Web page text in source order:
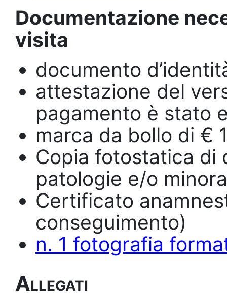
Documentazione
visita
documento
attestazione del
pagamento è stato
marca da bollo di €
Copia fotostatica di
patologie e/o
Certificato
conseguimento)
n. 1 fotografia
Allegati